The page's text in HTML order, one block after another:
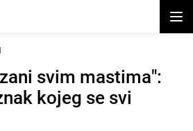
svim mastima":
kojeg se svi